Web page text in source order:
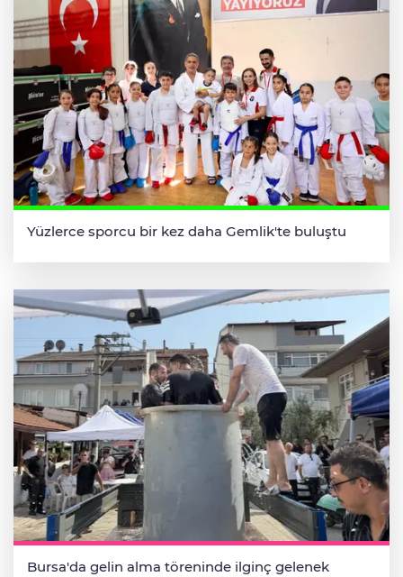
Yüzlerce sporcu bir kez daha Gemlik'te buluştu
Bursa'da gelin alma töreninde ilginç gelenek